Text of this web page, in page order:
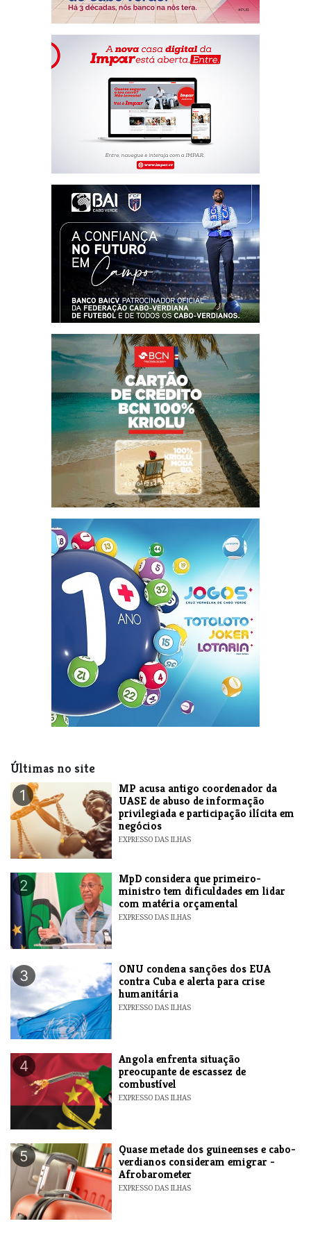
Últimas no site
1
MP acusa antigo coordenador da
UASE de abuso de informação
privilegiada e participação ilícita em
negócios
EXPRESSO DAS ILHAS
2
MpD considera que primeiro-
ministro tem dificuldades em lidar
com matéria orçamental
EXPRESSO DAS ILHAS
3
ONU condena sanções dos EUA
contra Cuba e alerta para crise
humanitária
EXPRESSO DAS ILHAS
4
Angola enfrenta situação
preocupante de escassez de
combustível
EXPRESSO DAS ILHAS
5
Quase metade dos guineenses e cabo-
verdianos consideram emigrar -
Afrobarometer
EXPRESSO DAS ILHAS